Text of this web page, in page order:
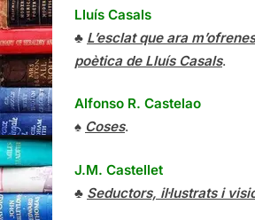
Lluís Casals
♣ L’esclat que ara
poètica de Lluís Casals.
Alfonso R. Castelao
♠ Coses.
J.M. Castellet
♣ Seductors, il·lustrats i